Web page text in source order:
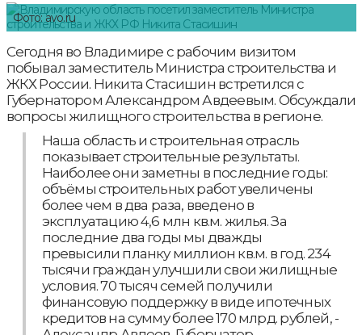
Фото: avo.ru
Сегодня во Владимире с рабочим визитом
побывал заместитель Министра строительства и
ЖКХ России. Никита Стасишин встретился с
Губернатором Александром Авдеевым. Обсуждали
вопросы жилищного строительства в регионе.
Наша область и строительная отрасль
показывает строительные результаты.
Наиболее они заметны в последние годы:
объёмы строительных работ увеличены
более чем в два раза, введено в
эксплуатацию 4,6 млн кв.м. жилья. За
последние два годы мы дважды
превысили планку миллион кв.м. в год. 234
тысячи граждан улучшили свои жилищные
условия. 70 тысяч семей получили
финансовую поддержку в виде ипотечных
кредитов на сумму более 170 млрд. рублей, -